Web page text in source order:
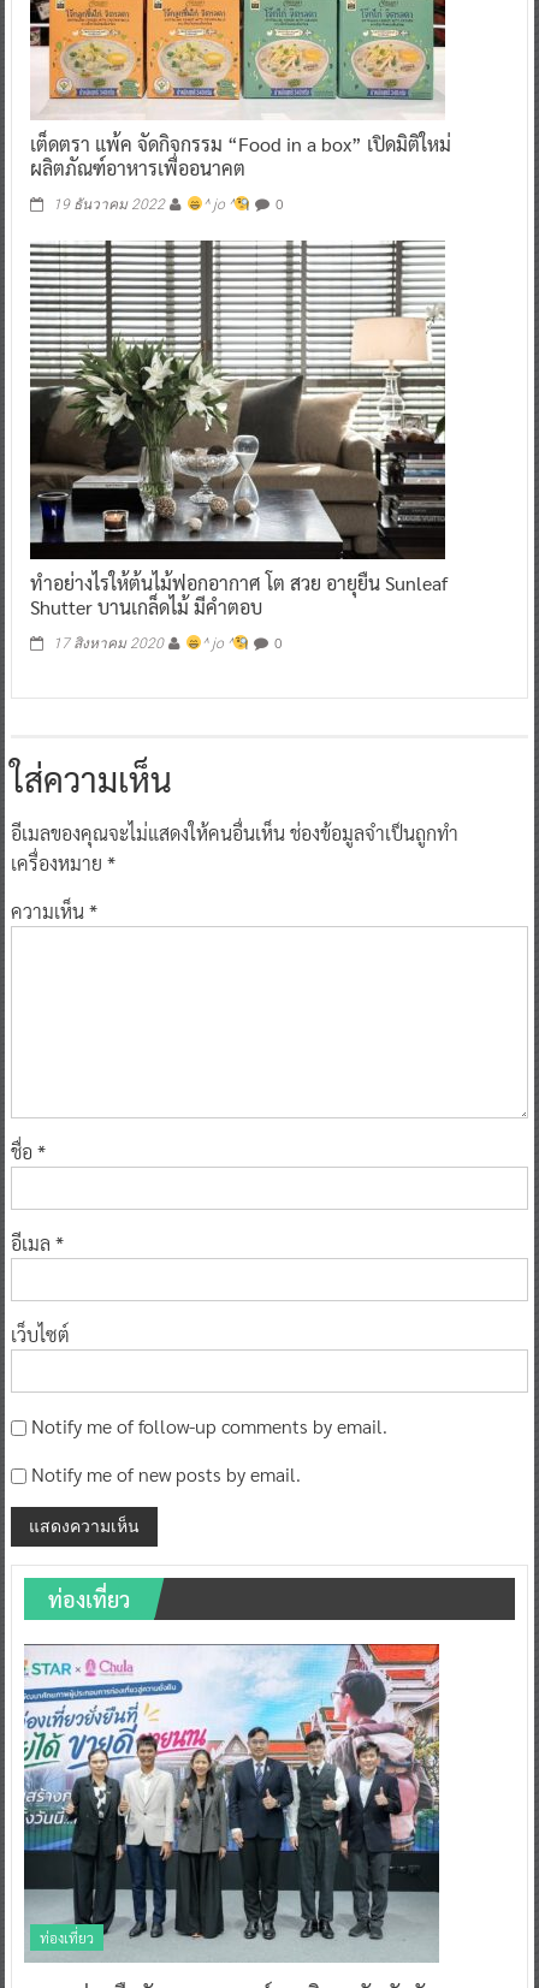
เต็ดตรา แพ้ค จัดกิจกรรม “Food in a box” เปิดมิติใหม่
ผลิตภัณฑ์อาหารเพื่ออนาคต
19 ธันวาคม 2022 ^ jo ^ 0
ทำอย่างไรให้ต้นไม้ฟอกอากาศ โต สวย อายุยืน Sunleaf
Shutter บานเกล็ดไม้ มีคำตอบ
17 สิงหาคม 2020 ^ jo ^ 0
ใส่ความเห็น
อีเมลของคุณจะไม่แสดงให้คนอื่นเห็นช่องข้อมูลจำเป็นถูกทำ
เครื่องหมาย *
ความเห็น*
ชื่อ *
อีเมล *
เว็บไซต์
Notify me of follow-up comments by email.
Notify me of new posts by email.
ท่องเที่ยว
ท่องเที่ยว